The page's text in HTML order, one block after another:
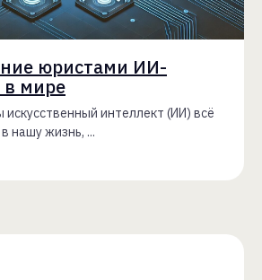
юристами ИИ-
в мире
интеллект (ИИ) всё
нашу жизнь, ...